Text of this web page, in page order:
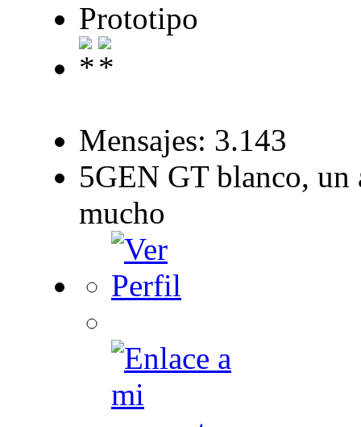
Prototipo
Mensajes: 3.143
5GEN GT blanco, un
mucho